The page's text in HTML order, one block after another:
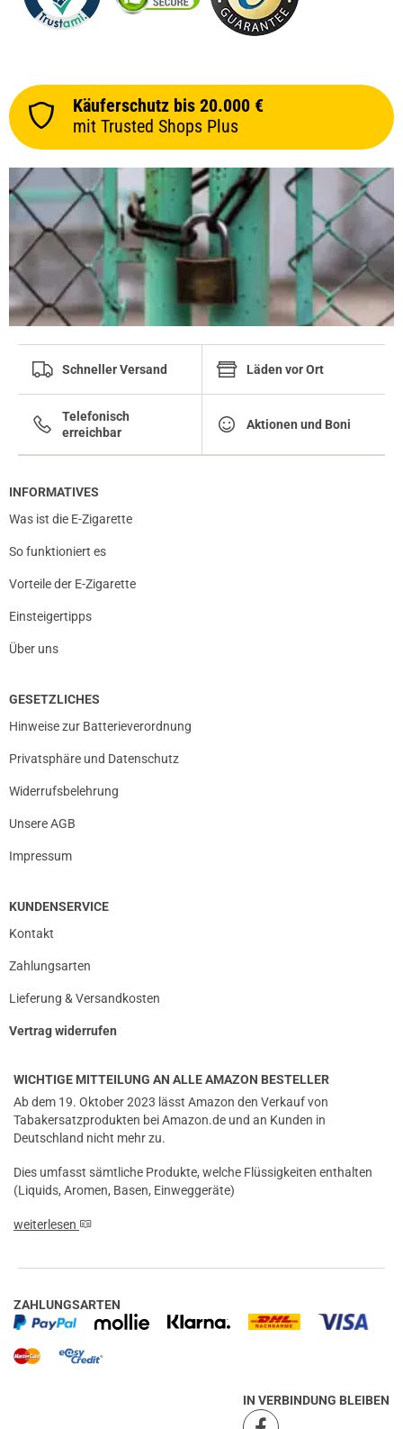
Käuferschutz bis 20.000 €
mit Trusted Shops Plus
Schneller Versand Läden vor Ort
Telefonisch
erreichbar
Aktionen und Boni
INFORMATIVES
Was ist die E-Zigarette
So funktioniert es
Vorteile der E-Zigarette
Einsteigertipps
Über uns
GESETZLICHES
Hinweise zur Batterieverordnung
Privatsphäre und Datenschutz
Widerrufsbelehrung
Unsere AGB
Impressum
KUNDENSERVICE
Kontakt
Zahlungsarten
Lieferung & Versandkosten
Vertrag widerrufen
WICHTIGE MITTEILUNG AN ALLE AMAZON BESTELLER
Ab dem 19. Oktober 2023 lässt Amazon den Verkauf von
Tabakersatzprodukten bei Amazon.de und an Kunden in
Deutschland nicht mehr zu.
Dies umfasst sämtliche Produkte, welche Flüssigkeiten enthalten
(Liquids, Aromen, Basen, Einweggeräte)
weiterlesen
ZAHLUNGSARTEN
IN VERBINDUNG BLEIBEN